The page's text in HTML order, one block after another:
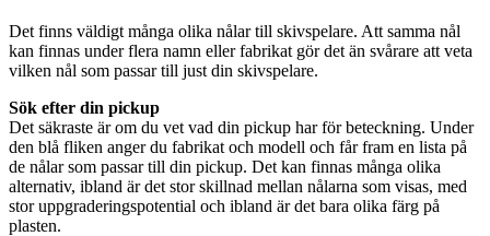
Det finns väldigt många olika nålar till skivspelare. Att samma nål
kan finnas under flera namn eller fabrikat gör det än svårare att veta
vilken nål som passar till just din skivspelare.
Sök efter din pickup
Det säkraste är om du vet vad din pickup har för beteckning. Under
den blå fliken anger du fabrikat och modell och får fram en lista på
de nålar som passar till din pickup. Det kan finnas många olika
alternativ, ibland är det stor skillnad mellan nålarna som visas, med
stor uppgraderingspotential och ibland är det bara olika färg på
plasten.